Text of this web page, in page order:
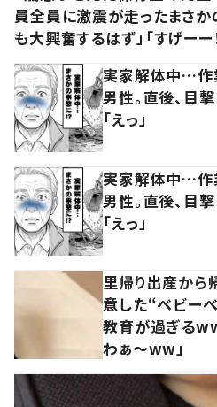
員全員に激震が走ったまさ
も大興奮するはず」「すげーー！
実家解体中…作
男性。直後、目
「えっ」
実家解体中…作
男性。直後、目
「えっ」
里帰り出産から
意した“ベビー
教育が過ぎる
わぁ～ww」